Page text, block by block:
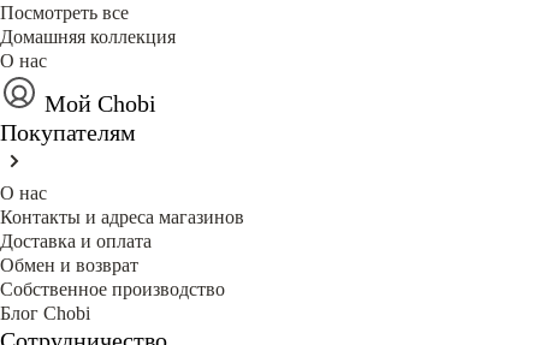
Посмотреть все
Домашняя коллекция
О нас
Мой Chobi
Покупателям
О нас
Контакты и адреса магазинов
Доставка и оплата
Обмен и возврат
Собственное производство
Блог Сhobi